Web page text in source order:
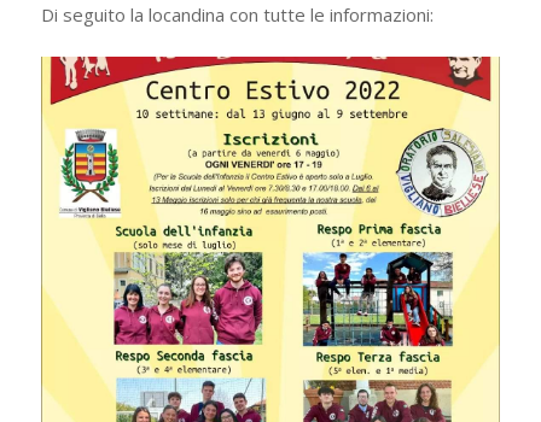
Di seguito la locandina con tutte le informazioni: